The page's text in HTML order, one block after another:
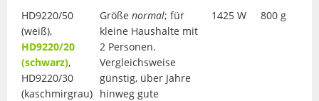
HD9220/50
(weiß),
HD9220/20
(schwarz),
HD9220/30
(kaschmirgrau)
Größe normal; für
kleine Haushalte mit
2 Personen.
Vergleichsweise
günstig, über Jahre
hinweg gute
1425 W 800 g